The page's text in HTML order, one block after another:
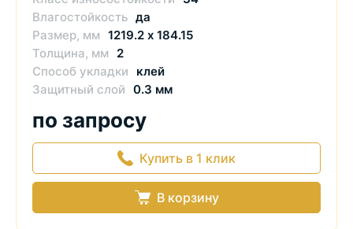
Влагостойкость да
Размер, мм 1219.2 х 184.15
Толщина, мм
2
Способ укладки
клей
Защитный слой 0.3 мм
по запросу
Купить в 1 клик
В корзину